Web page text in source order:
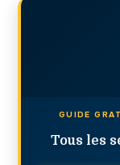
GUIDE
Tous les